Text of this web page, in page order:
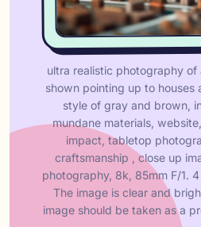
ultra realistic photography of
shown pointing up to houses
style of gray and brown,
mundane materials,
impact, tabletop
craftsmanship , close up
photography, 8k, 85mm F/1.
The image is clear and
image should be taken as a